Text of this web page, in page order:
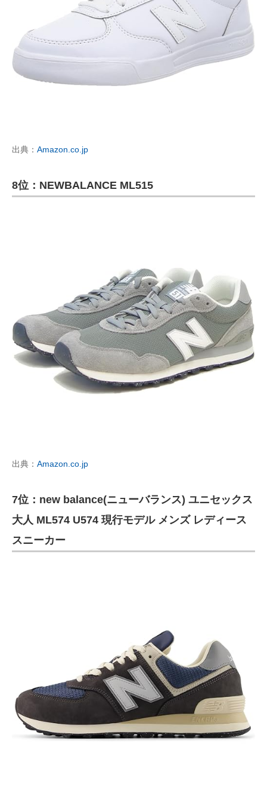
出典： Amazon.co.jp
8位：NEWBALANCE ML515
出典： Amazon.co.jp
7位：new balance(ニューバランス) ユニセックス
大人 ML574 U574 現行モデル メンズ レディース
スニーカー